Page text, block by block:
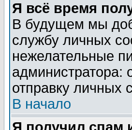
Я всё время
В будущем мы
службу личных
нежелательные
администратора:
отправку личных
В начало